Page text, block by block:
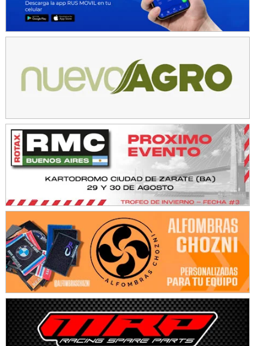
KDO - F6
Ciudad de Trenque Lauquen (Asfalto)
ENTRERRIANO - F6 (POSTERGADA)
Parque de la Velocidad (Asfalto)
Villaguay (Entre Ríos)
El Cerro (Tierra)
Victoria (Entre Ríos)
PATAGONICO - F6
Moto Club Reginense (Tierra)
Gral. E. Godoy (Río Negro)
CSK - F7
Juventud Unida (Tierra)
Humboldt (Santa Fe)
NORESTE SANTAFESINO - F6
Ciudad de Avellaneda (Asfalto)
Avellaneda (Santa Fe)
SUR SANTAFESINO - F4
José Samuel Sánchez (Tierra)
Rufino (Santa Fe)
TUCUMANO - F5